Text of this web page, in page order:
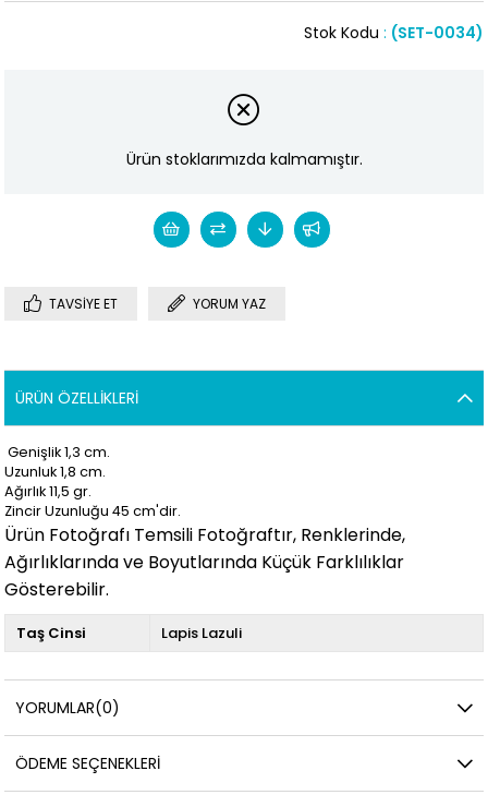
(SET-0034)
Stok Kodu
Ürün stoklarımızda kalmamıştır.
TAVSIYE ET YORUM YAZ
ÜRÜN ÖZELLIKLERI
Genişlik 1,3 cm.
Uzunluk 1,8 cm.
Ağırlık 11,5gr.
Zincir Uzunluğu 45 cm'dir.
Ürün Fotoğrafı Temsili Fotoğraftır, Renklerinde,
Ağırlıklarında ve Boyutlarında Küçük Farklılıklar
Gösterebilir.
Taş Cinsi Lapis Lazuli
YORUMLAR(0)
ÖDEME SEÇENEKLERI